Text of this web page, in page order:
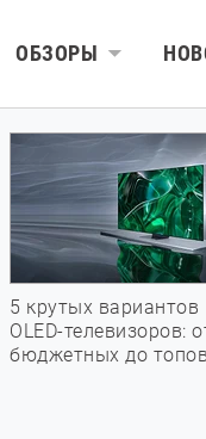
ОБЗОРЫ
5 крутых вариантов
OLED-телевизоров:
бюджетных до